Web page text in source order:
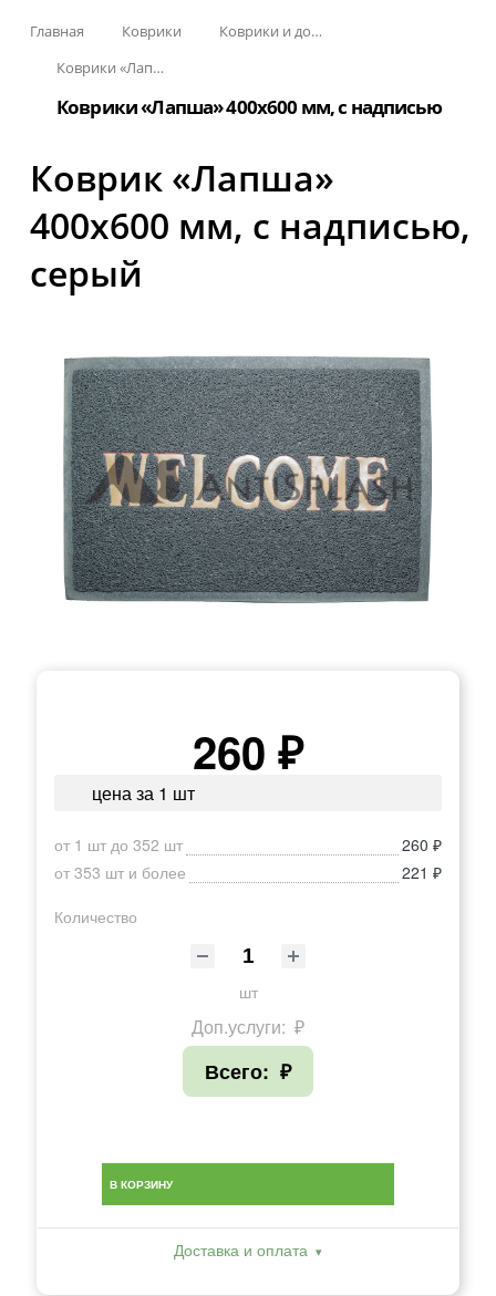
Главная Коврики
Коврики и дорожки пористые (Лапша)
Коврики «Лапша»
Коврики «Лапша» 400x600 мм, с надписью
Коврик «Лапша»
400x600 мм, с надписью,
серый
260 ₽
цена за 1 шт
от 1 шт до 352 шт
260 ₽
от 353 шт и более
221 ₽
Количество
шт
Доп.услуги: ₽
Всего: ₽
В КОРЗИНУ
Доставка и оплата